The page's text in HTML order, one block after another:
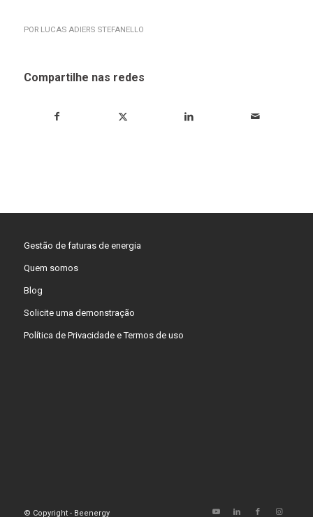
POR LUCAS ADIERS STEFANELLO
Compartilhe nas redes
Gestão de faturas de energia
Quem somos
Blog
Solicite uma demonstração
Política de Privacidade e Termos de uso
© Copyright - Beenergy